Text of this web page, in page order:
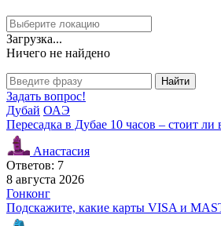
Загрузка...
Ничего не найдено
Найти
Задать вопрос!
Дубай ОАЭ
Пересадка в Дубае 10 часов – стоит
Анастасия
Ответов: 7
8 августа 2026
Гонконг
Подскажите, какие карты VISA и